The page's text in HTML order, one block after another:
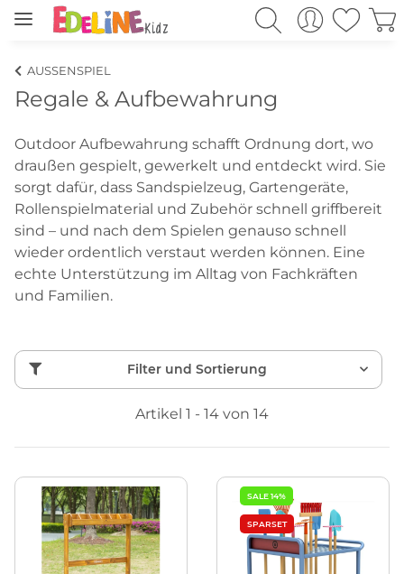
AUSSENSPIEL
Regale & Aufbewahrung
Outdoor Aufbewahrung schafft Ordnung dort, wo
draußen gespielt, gewerkelt und entdeckt wird. Sie
sorgt dafür, dass Sandspielzeug, Gartengeräte,
Rollenspielmaterial und Zubehör schnell griffbereit
sind – und nach dem Spielen genauso schnell
wieder ordentlich verstaut werden können. Eine
echte Unterstützung im Alltag von Fachkräften
und Familien.
Filter und Sortierung
Artikel 1 - 14 von 14
SALE 14%
SPARSET